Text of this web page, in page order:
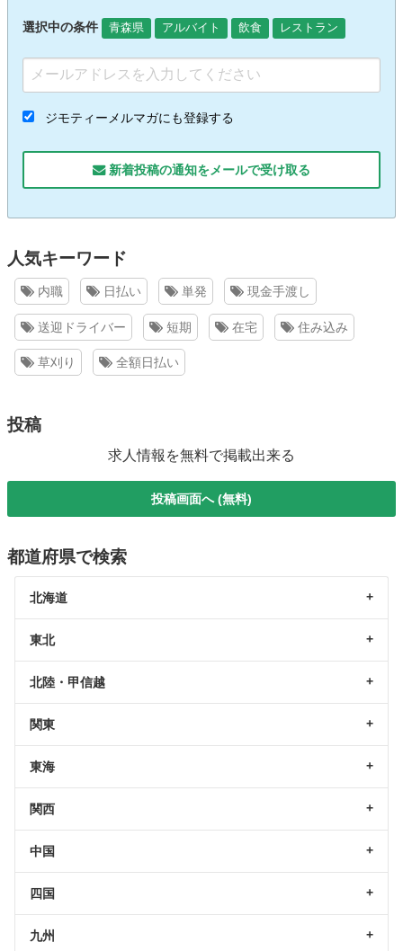
選択中の条件 青森県 アルバイト 飲食 レストラン
ジモティーメルマガにも登録する
新着投稿の通知をメールで受け取る
人気キーワード
内職 日払い 単発 現金手渡し
送迎ドライバー 短期 在宅 住み込み
草刈り 全額日払い
投稿
求人情報を無料で掲載出来る
投稿画面へ (無料)
都道府県で検索
北海道
東北
北陸・甲信越
関東
東海
関西
中国
四国
九州